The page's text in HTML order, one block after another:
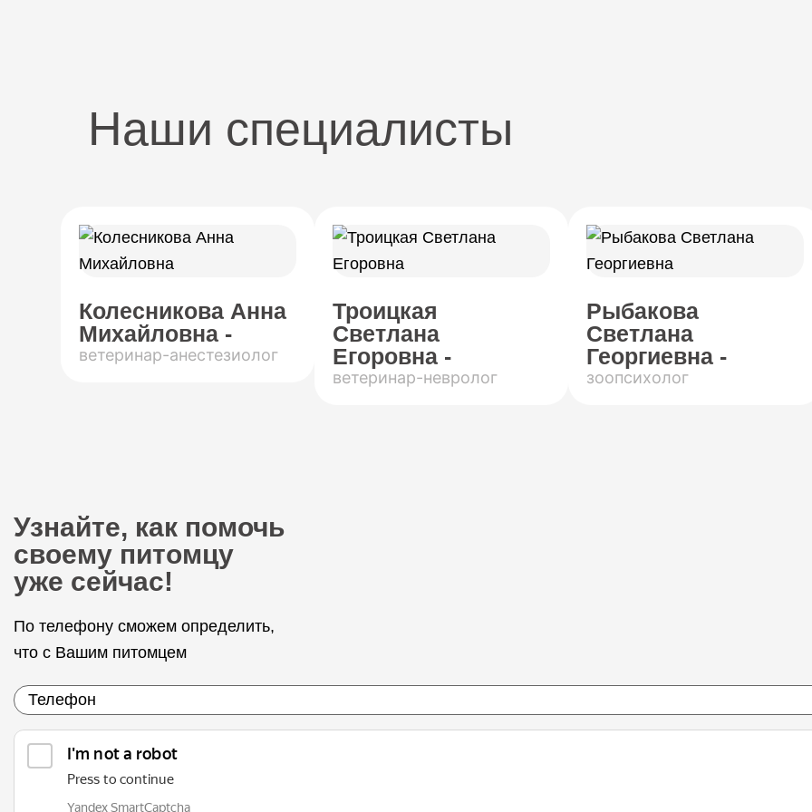
Наши специалисты
Колесникова Анна
Михайловна -
ветеринар-анестезиолог
Троицкая
Светлана
Егоровна -
ветеринар-невролог
Рыбакова
Светлана
Георгиевна -
зоопсихолог
Узнайте, как помочь
своему питомцу
уже сейчас!
По телефону сможем определить,
что с Вашим питомцем